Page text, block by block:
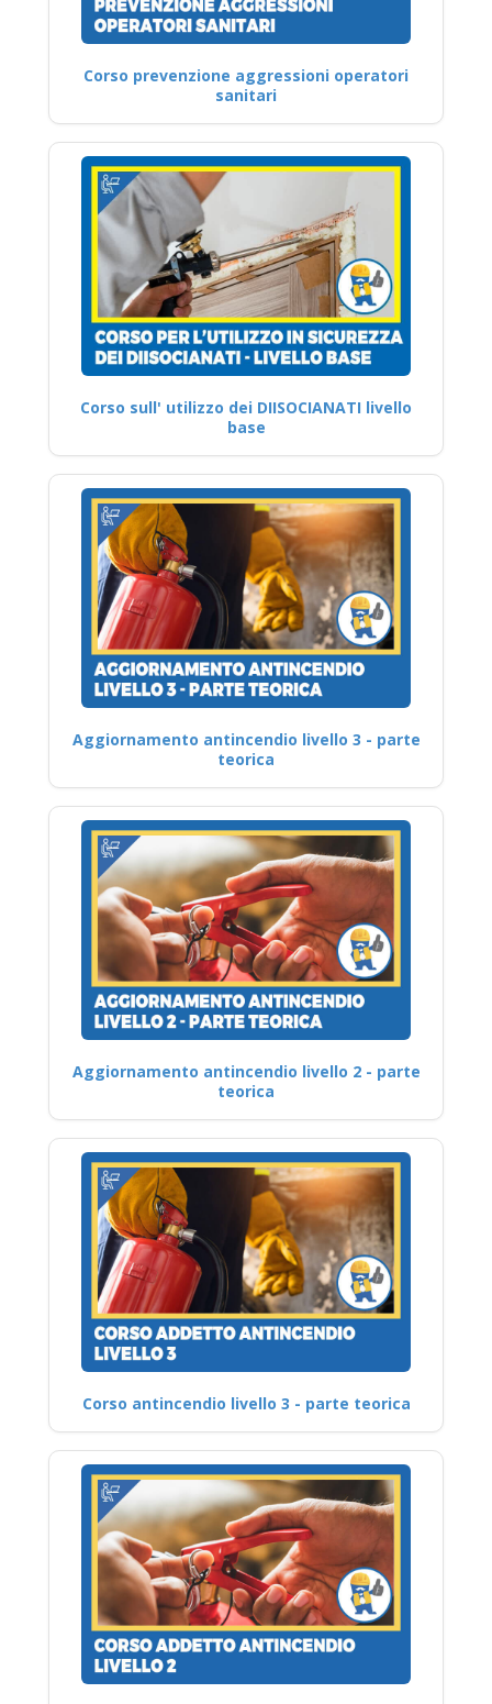
Corso prevenzione aggressioni operatori
sanitari
Corso sull' utilizzo dei DIISOCIANATI livello
base
Aggiornamento antincendio livello 3 - parte
teorica
Aggiornamento antincendio livello 2 - parte
teorica
Corso antincendio livello 3 - parte teorica